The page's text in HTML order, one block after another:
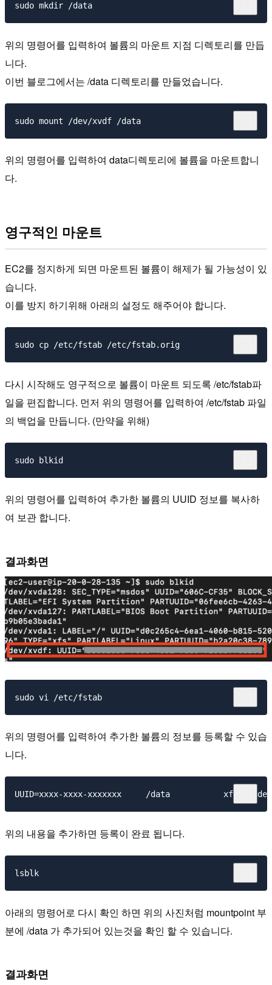
위의 명령어를 입력하여 볼륨의 마운트 지점 디렉토리를 만듭
니다.
이번 블로그에서는 /data 디렉토리를 만들었습니다.
위의 명령어를 입력하여 data디렉토리에 볼륨을 마운트합니
다.
영구적인 마운트
EC2를 정지하게 되면 마운트된 볼륨이 해제가 될 가능성이 있
습니다.
이를 방지 하기위해 아래의 설정도 해주어야 합니다.
다시 시작해도 영구적으로 볼륨이 마운트 되도록 /etc/fstab파
일을 편집합니다. 먼저 위의 명령어를 입력하여 /etc/fstab 파일
의 백업을 만듭니다. (만약을 위해)
위의 명령어를 입력하여 추가한 볼륨의 UUID 정보를 복사하
여 보관 합니다.
결과화면
위의 명령어를 입력하여 추가한 볼륨의 정보를 등록할 수 있습
니다.
위의 내용을 추가하면 등록이 완료 됩니다.
아래의 명령어로 다시 확인 하면 위의 사진처럼 mountpoint 부
분에 /data 가 추가되어 있는것을 확인 할 수 있습니다.
결과화면